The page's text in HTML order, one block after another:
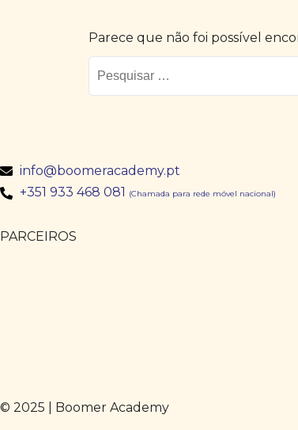
Parece que não foi possível
info@boomeracademy.pt
+351 933 468 081 (Chamada para rede móvel nacional)
PARCEIROS
© 2025 | Boomer Academy